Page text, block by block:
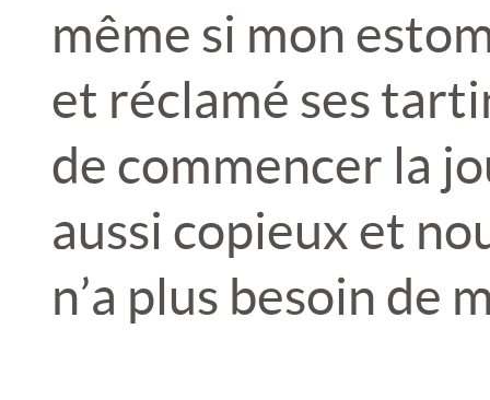
même si mon
et réclamé ses
de commencer la
aussi copieux et
n’a plus besoin de